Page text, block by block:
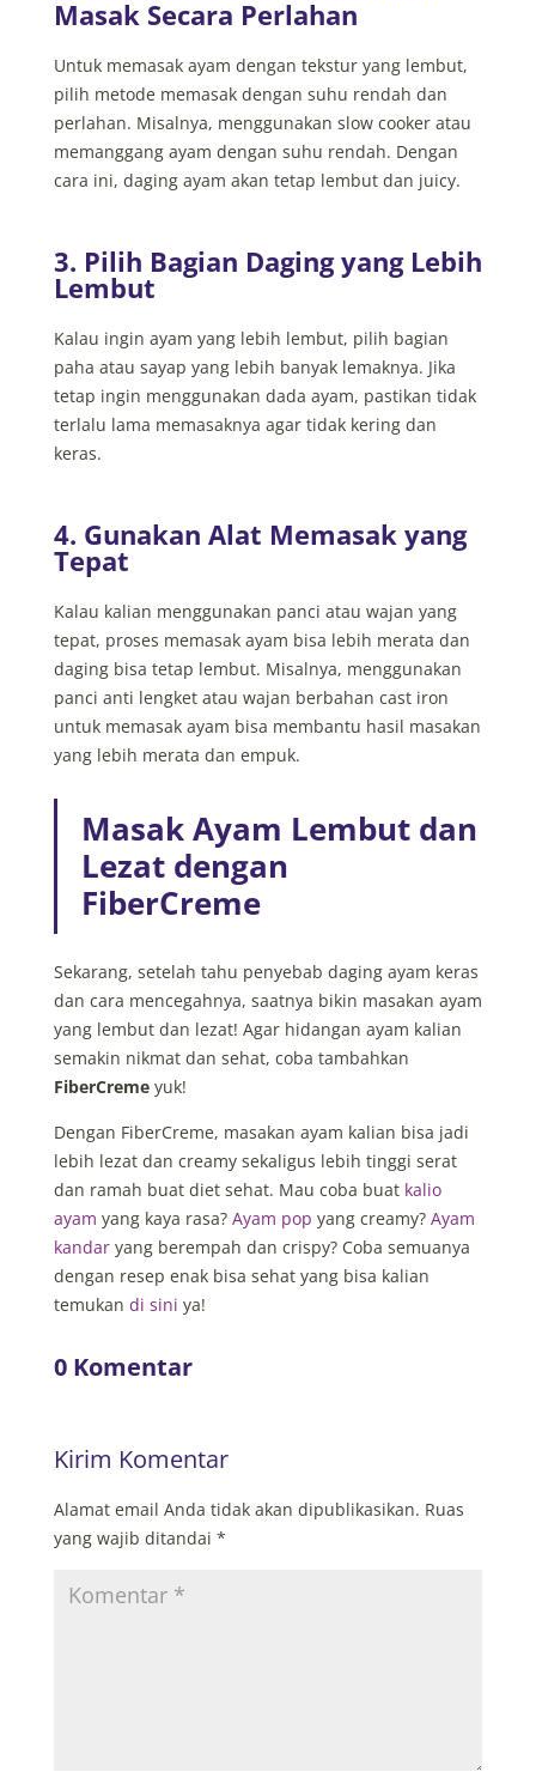
Masak Secara Perlahan
Untuk memasak ayam dengan tekstur yang lembut,
pilih metode memasak dengan suhu rendah dan
perlahan. Misalnya, menggunakan slow cooker atau
memanggang ayam dengan suhu rendah. Dengan
cara ini, daging ayam akan tetap lembut dan juicy.
3. Pilih Bagian Daging yang Lebih
Lembut
Kalau ingin ayam yang lebih lembut, pilih bagian
paha atau sayap yang lebih banyak lemaknya. Jika
tetap ingin menggunakan dada ayam, pastikan tidak
terlalu lama memasaknya agar tidak kering dan
keras.
4. Gunakan Alat Memasak yang
Tepat
Kalau kalian menggunakan panci atau wajan yang
tepat, proses memasak ayam bisa lebih merata dan
daging bisa tetap lembut. Misalnya, menggunakan
panci anti lengket atau wajan berbahan cast iron
untuk memasak ayam bisa membantu hasil masakan
yang lebih merata dan empuk.
Masak Ayam Lembut dan
Lezat dengan
FiberCreme
Sekarang, setelah tahu penyebab daging ayam keras
dan cara mencegahnya, saatnya bikin masakan ayam
yang lembut dan lezat! Agar hidangan ayam kalian
semakin nikmat dan sehat, coba tambahkan
FiberCreme yuk!
Dengan FiberCreme, masakan ayam kalian bisa jadi
lebih lezat dan creamy sekaligus lebih tinggi serat
dan ramah buat diet sehat. Mau coba buat kalio
ayam yang kaya rasa? Ayam pop yang creamy? Ayam
kandaryang berempah dan crispy? Coba semuanya
dengan resep enak bisa sehat yang bisa kalian
temukan di sini ya!
0 Komentar
Kirim Komentar
Alamat email Anda tidak akan dipublikasikan. Ruas
yang wajib ditandai *